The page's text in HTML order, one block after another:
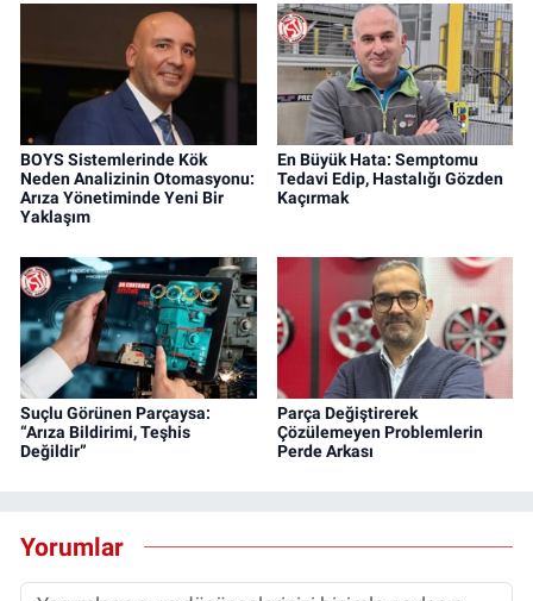
BOYS Sistemlerinde Kök
Neden Analizinin Otomasyonu:
Arıza Yönetiminde Yeni Bir
Yaklaşım
En Büyük Hata: Semptomu
Tedavi Edip, Hastalığı Gözden
Kaçırmak
Suçlu Görünen Parçaysa:
“Arıza Bildirimi, Teşhis
Değildir”
Parça Değiştirerek
Çözülemeyen Problemlerin
Perde Arkası
Yorumlar